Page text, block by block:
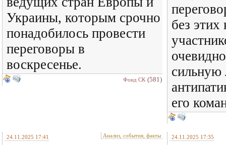
Украины, которым срочно
понадобилось провести
переговоры в
воскресенье.
Фонд СК (581)
без
его
24.11.2025 17:41 Анализ, события, факты 24.11.2025 17:35